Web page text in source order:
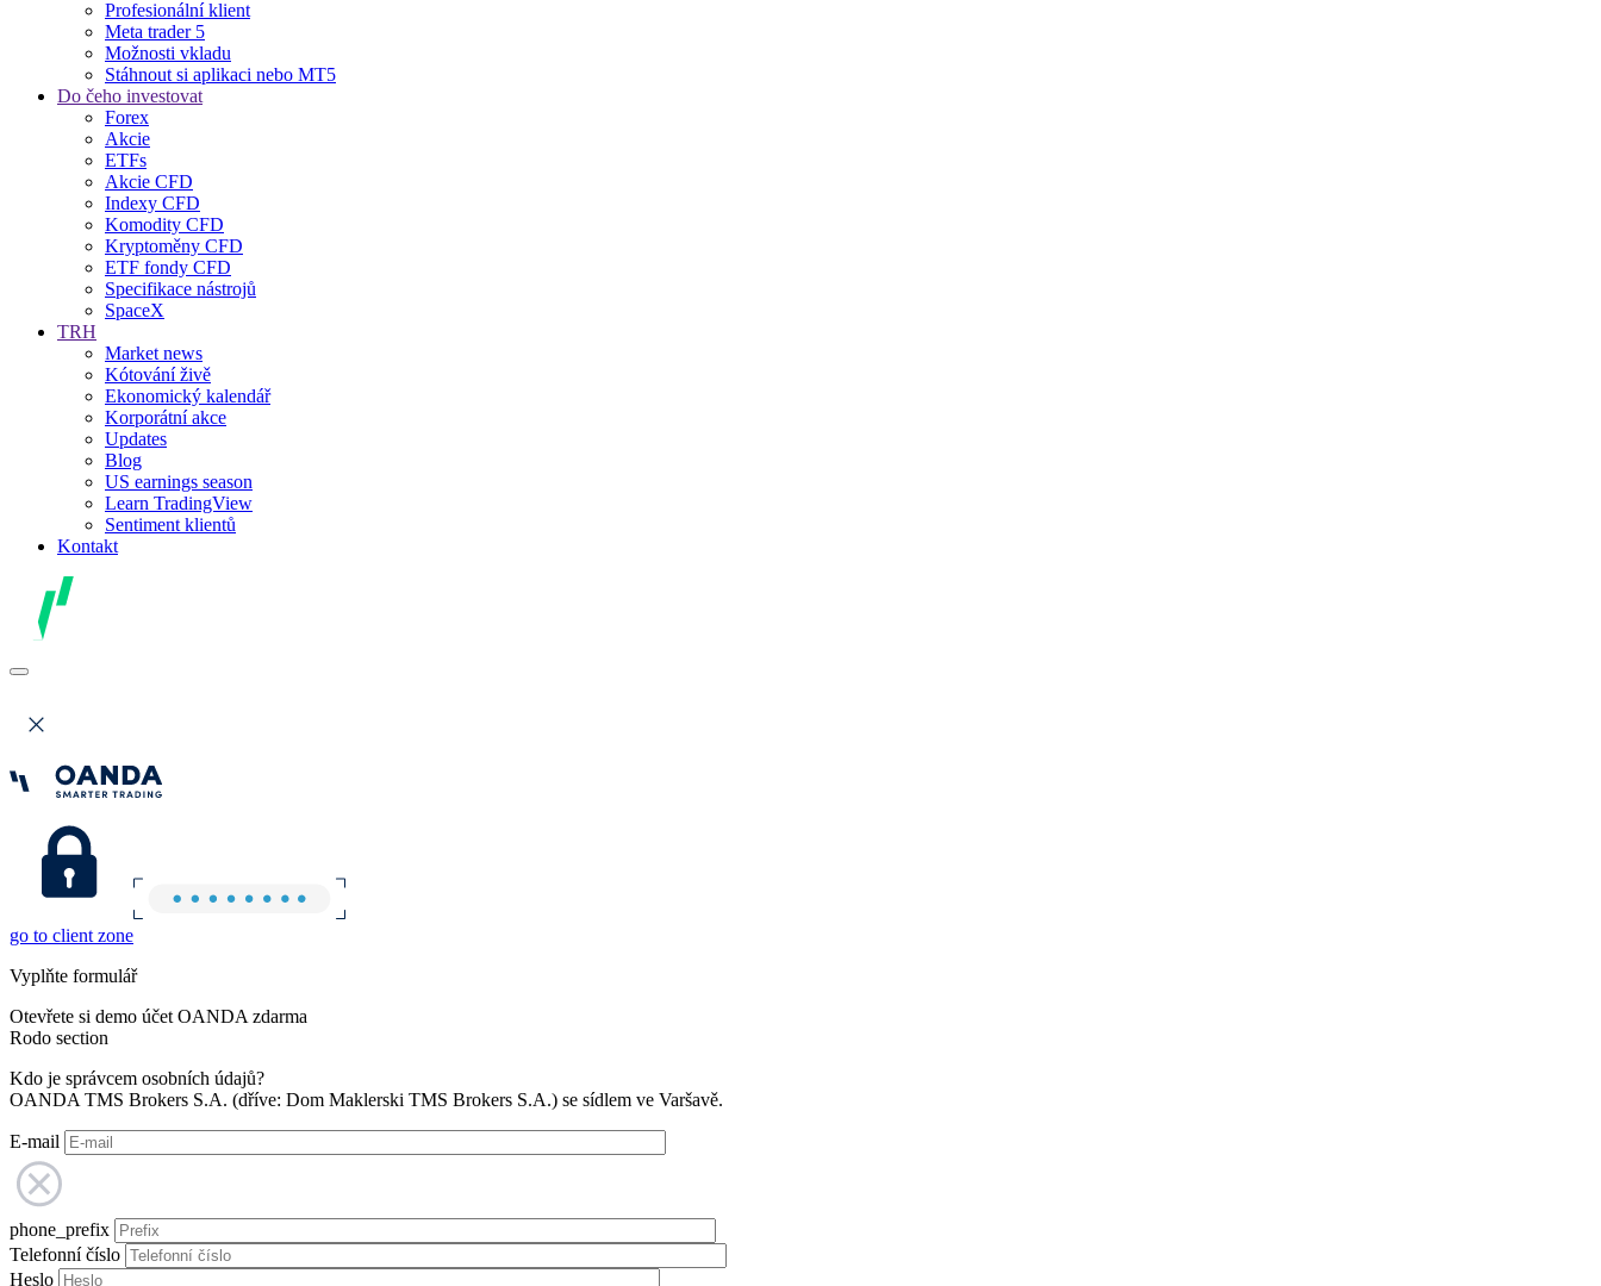
Profesionální klient
Meta trader 5
Možnosti vkladu
Stáhnout si aplikaci nebo MT5
Do čeho investovat
Forex
Akcie
ETFs
Akcie CFD
Indexy CFD
Komodity CFD
Kryptoměny CFD
ETF fondy CFD
Specifikace nástrojů
SpaceX
TRH
Market news
Kótování živě
Ekonomický kalendář
Korporátní akce
Updates
Blog
US earnings season
Learn TradingView
Sentiment klientů
Kontakt
go to client zone
Vyplňte formulář
Otevřete si demo účet OANDA zdarma
Rodo section
Kdo je správcem osobních údajů?
OANDA TMS Brokers S.A. (dříve: Dom Maklerski TMS Brokers S.A.) se sídlem ve Varšavě.
E-mail
phone_prefix
Telefonní číslo
Heslo